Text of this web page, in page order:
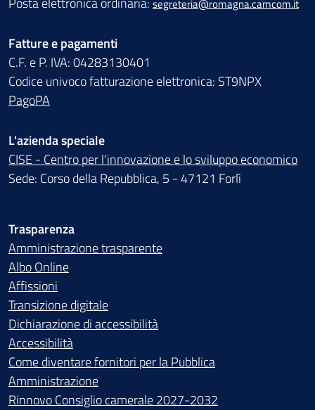
segreteria@romagna.camcom.it
Fatture e pagamenti
C.F. e P. IVA: 04283130401
Codice univoco fatturazione elettronica: ST9NPX
PagoPA
L'azienda speciale
CISE - Centro per l'innovazione e lo sviluppo economico
Sede: Corso della Repubblica, 5 - 47121 Forlì
Trasparenza
Amministrazione trasparente
Albo Online
Affissioni
Transizione digitale
Dichiarazione di accessibilità
Accessibilità
Come diventare fornitori per la Pubblica
Amministrazione
Rinnovo Consiglio camerale 2027-2032